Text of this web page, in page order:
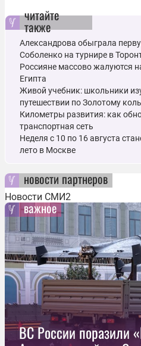
читайте
также
Александрова обыграла
Соболенко на турнире в
Россияне массово жалуются
Египта
Живой учебник: школьники
путешествии по Золотому
Километры развития: как
транспортная сеть
Неделя с 10 по 16 августа
лето в Москве
новости партнеров
Новости СМИ2
важное
ВС России поразили